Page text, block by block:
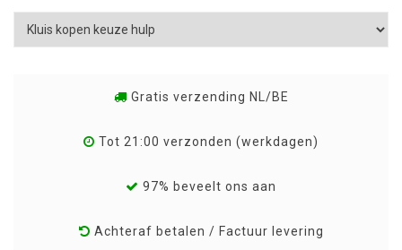
Gratis verzending NL/BE
Tot 21:00 verzonden (werkdagen)
97% beveelt ons aan
Achteraf betalen / Factuur levering